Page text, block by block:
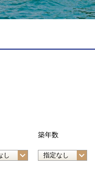
築年数